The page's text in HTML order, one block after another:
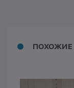
ПОХОЖИЕ